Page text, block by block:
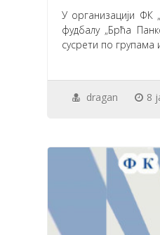
У организацији ФК
фудбалу „Брћа
сусрети по
dragan 8